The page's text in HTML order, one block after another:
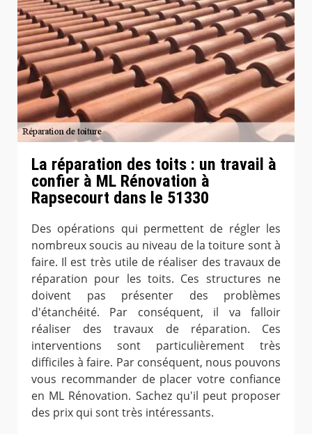
La réparation des toits : un travail à
confier à ML Rénovation à
Rapsecourt dans le 51330
Des opérations qui permettent de régler les
nombreux soucis au niveau de la toiture sont à
faire. Il est très utile de réaliser des travaux de
réparation pour les toits. Ces structures ne
doivent pas présenter des problèmes
d'étanchéité. Par conséquent, il va falloir
réaliser des travaux de réparation. Ces
interventions sont particulièrement très
difficiles à faire. Par conséquent, nous pouvons
vous recommander de placer votre confiance
en ML Rénovation. Sachez qu'il peut proposer
des prix qui sont très intéressants.